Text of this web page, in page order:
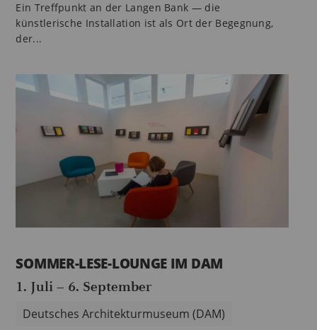
Ein Treffpunkt an der Langen Bank — die
künstlerische Installation ist als Ort der Begegnung,
der...
SOMMER-LESE-LOUNGE IM DAM
1. Juli– 6. September
Deutsches Architekturmuseum (DAM)